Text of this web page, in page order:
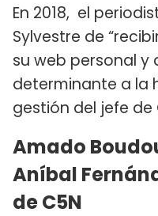
En 2018, el
Sylvestre de
su web personal y
determinante a la
gestión del jefe
Amado
Aníbal
de C5N